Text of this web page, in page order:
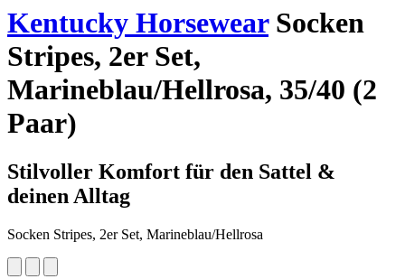
Kentucky HorsewearSocken
Stripes, 2er Set,
Marineblau/Hellrosa, 35/40 (2
Paar)
Stilvoller Komfort für den Sattel &
deinen Alltag
Socken Stripes, 2er Set, Marineblau/Hellrosa